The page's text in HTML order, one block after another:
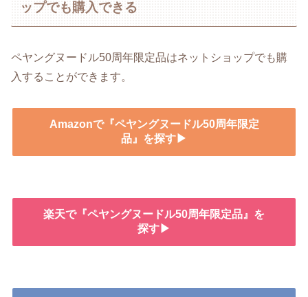
ップでも購入できる
ペヤングヌードル50周年限定品はネットショップでも購
入することができます。
Amazonで『ペヤングヌードル50周年限定
品』を探す▶
楽天で『ペヤングヌードル50周年限定品』を
探す▶